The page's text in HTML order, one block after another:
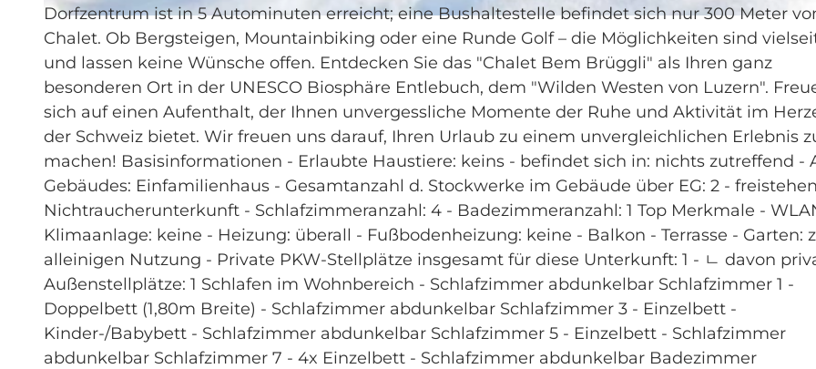
Dorfzentrum ist in 5 Autominuten erreicht; eine Bushaltestelle befindet sich nur 300 Meter
Chalet. Ob Bergsteigen, Mountainbiking oder eine Runde Golf – die Möglichkeiten sind
und lassen keine Wünsche offen. Entdecken Sie das "Chalet Bem Brüggli" als Ihren ganz
besonderen Ort in der UNESCO Biosphäre Entlebuch, dem "Wilden Westen von Luzern".
sich auf einen Aufenthalt, der Ihnen unvergessliche Momente der Ruhe und Aktivität im
der Schweiz bietet. Wir freuen uns darauf, Ihren Urlaub zu einem unvergleichlichen Erlebnis
machen! Basisinformationen - Erlaubte Haustiere: keins - befindet sich in: nichts zutreffend -
Gebäudes: Einfamilienhaus - Gesamtanzahl d. Stockwerke im Gebäude über EG: 2 -
Nichtraucherunterkunft - Schlafzimmeranzahl: 4 - Badezimmeranzahl: 1 Top Merkmale -
Klimaanlage: keine - Heizung: überall - Fußbodenheizung: keine - Balkon - Terrasse - Garten:
alleinigen Nutzung - Private PKW-Stellplätze insgesamt für diese Unterkunft: 1 - ㄴ davon
Außen­stellplätze: 1 Schlafen im Wohnbereich - Schlafzimmer abdunkelbar Schlafzimmer 1 -
Doppelbett (1,80m Breite) - Schlafzimmer abdunkelbar Schlafzimmer 3 - Einzelbett -
Kinder-/Babybett - Schlafzimmer abdunkelbar Schlafzimmer 5 - Einzelbett - Schlafzimmer
abdunkelbar Schlafzimmer 7 - 4x Einzelbett - Schlafzimmer abdunkelbar Badezimmer